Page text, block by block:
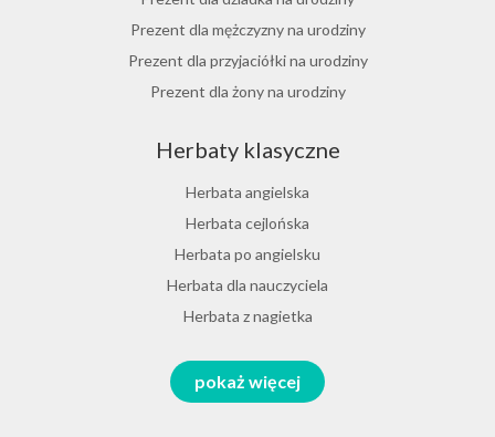
Koper włoski herbata
Herbata z goździkami
Herbata z cynamonem
Prezent dla mężczyzny na urodziny
Prezent dla przyjaciółki na urodziny
Prezent dla żony na urodziny
Prezent dla dziewczyny na urodziny
Prezent dla koleżanki na urodziny
Prezent dla mamy na urodziny
Prezent dla taty na urodziny
Prezent dla męża na urodziny
Prezent dla przyjaciela na urodziny
Herbaty klasyczne
Herbata angielska
Herbata cejlońska
Herbata po angielsku
Herbata dla nauczyciela
Herbata z nagietka
Melisa herbata
Zestawy na różne okazje
pokaż więcej